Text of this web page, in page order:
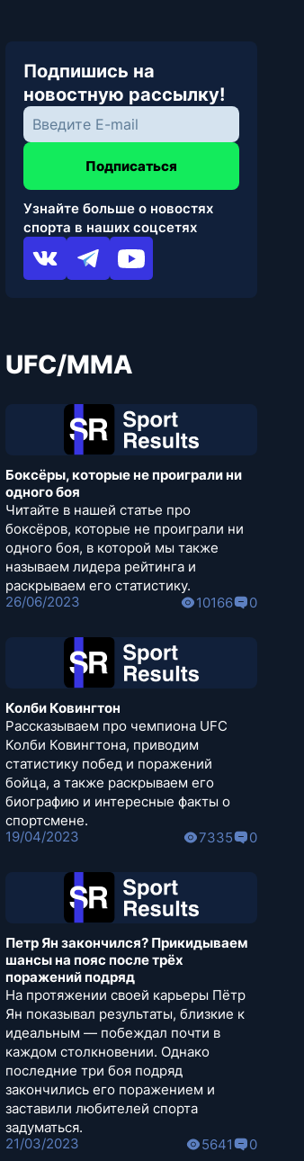
Подпишись на
новостную рассылку!
Подписаться
Узнайте больше о новостях
спорта в наших соцсетях
UFC/MMA
Боксёры, которые не проиграли ни
одного боя
Читайте в нашей статье про
боксёров, которые не проиграли ни
одного боя, в которой мы также
называем лидера рейтинга и
раскрываем его статистику.
26/06/2023
10166 0
Колби Ковингтон
Рассказываем про чемпиона UFC
Колби Ковингтона, приводим
статистику побед и поражений
бойца, а также раскрываем его
биографию и интересные факты о
спортсмене.
19/04/2023
7335 0
Петр Ян закончился? Прикидываем
шансы на пояс после трёх
поражений подряд
На протяжении своей карьеры Пётр
Ян показывал результаты, близкие к
идеальным — побеждал почти в
каждом столкновении. Однако
последние три боя подряд
закончились его поражением и
заставили любителей спорта
задуматься.
21/03/2023
5641 0